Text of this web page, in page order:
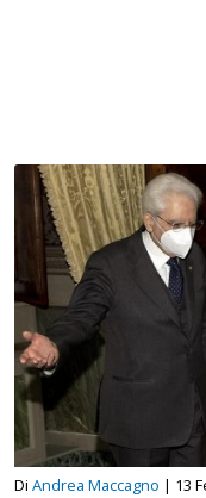
Di Andrea Maccagno | 13